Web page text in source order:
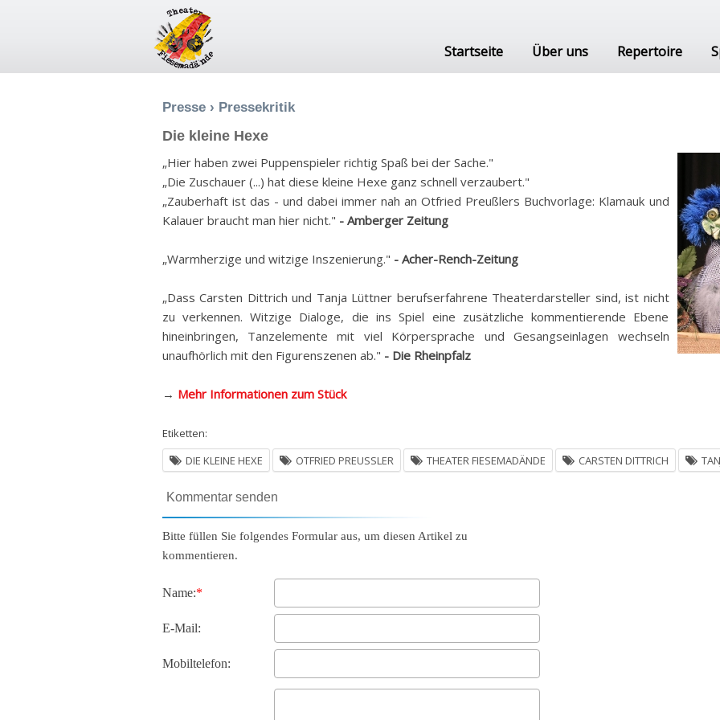
Startseite Über uns Repertoire
Presse› Pressekritik
Die kleine Hexe
„Hier haben zwei Puppenspieler richtig Spaß bei der Sache."
„Die Zuschauer (...) hat diese kleine Hexe ganz schnell verzaubert."
„Zauberhaft ist das - und dabei immer nah an Otfried Preußlers Buchvorlage: Klamauk und
Kalauer braucht man hier nicht." - Amberger Zeitung
„Warmherzige und witzige Inszenierung." - Acher-Rench-Zeitung
„Dass Carsten Dittrich und Tanja Lüttner berufserfahrene Theaterdarsteller sind, ist nicht
zu verkennen. Witzige Dialoge, die ins Spiel eine zusätzliche kommentierende Ebene
hineinbringen, Tanzelemente mit viel Körpersprache und Gesangseinlagen wechseln
unaufhörlich mit den Figurenszenen ab." - Die Rheinpfalz
→ Mehr Informationen zum Stück
Etiketten:
DIE KLEINE HEXE
OTFRIED PREUSSLER THEATER FIESEMADÄNDE CARSTEN DITTRICH
Kommentar senden
Bitte füllen Sie folgendes Formular aus, um diesen Artikel zu
kommentieren.
Name:*
E-Mail:
Mobiltelefon: